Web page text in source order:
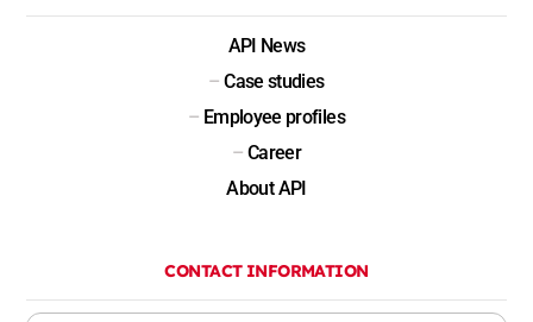
API News
– Case studies
– Employee profiles
– Career
About API
CONTACT INFORMATION